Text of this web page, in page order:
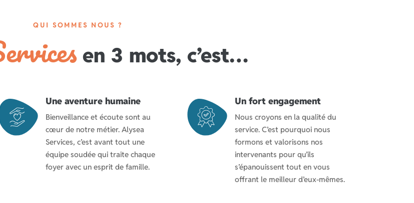
QUI SOMMES NOUS ?
en 3 mots, c’est…
Une aventure humaine
Bienveillance et écoute sont au
cœur de notre métier. Alysea
Services, c’est avant tout une
équipe soudée qui traite chaque
foyer avec un esprit de famille.
Un fort engagement
Nous croyons en la qualité du
service. C’est pourquoi nous
formons et valorisons nos
intervenants pour qu’ils
s’épanouissent tout en vous
offrant le meilleur d’eux-mêmes.